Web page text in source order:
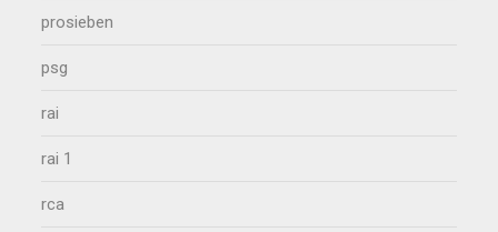
prosieben
psg
rai
rai 1
rca